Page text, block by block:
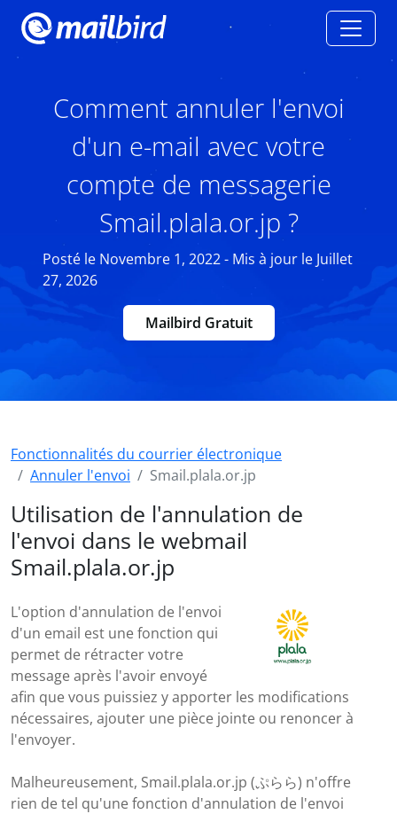
Comment annuler l'envoi
d'un e-mail avec votre
compte de messagerie
Smail.plala.or.jp ?
Posté le Novembre 1, 2022 - Mis à jour le Juillet
27, 2026
Mailbird Gratuit
Fonctionnalités du courrier électronique
Annuler l'envoi
Smail.plala.or.jp
Utilisation de l'annulation de
l'envoi dans le webmail
Smail.plala.or.jp
L'option d'annulation de l'envoi
d'un email est une fonction qui
permet de rétracter votre
message après l'avoir envoyé
afin que vous puissiez y apporter les modifications
nécessaires, ajouter une pièce jointe ou renoncer à
l'envoyer.
Malheureusement, Smail.plala.or.jp (ぷらら) n'offre
rien de tel qu'une fonction d'annulation de l'envoi